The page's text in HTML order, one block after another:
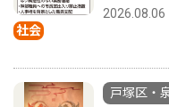
社会
2026.08.06
戸塚区・